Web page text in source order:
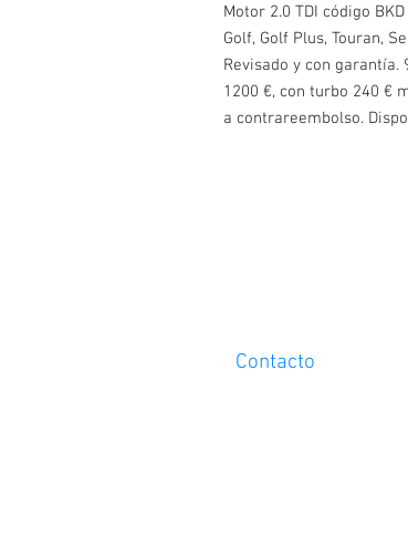
Motor 2.0 TDI código
Golf, Golf Plus, Touran,
Revisado y con
1200 €, con turbo 240 €
a contrareembolso.
Contacto